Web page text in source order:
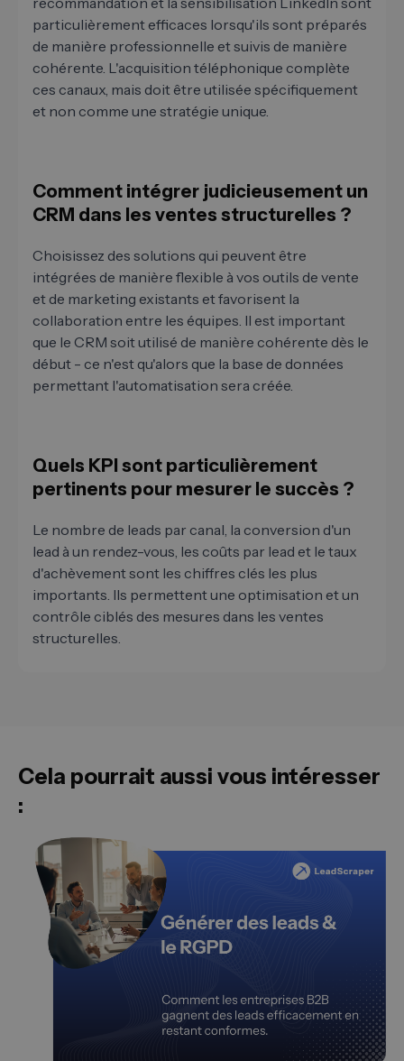
particulièrement efficaces lorsqu'ils sont préparés
de manière professionnelle et suivis de manière
cohérente. L'acquisition téléphonique complète
ces canaux, mais doit être utilisée spécifiquement
et non comme une stratégie unique.
Comment intégrer judicieusement un
CRM dans les ventes structurelles ?
Choisissez des solutions qui peuvent être
intégrées de manière flexible à vos outils de vente
et de marketing existants et favorisent la
collaboration entre les équipes. Il est important
que le CRM soit utilisé de manière cohérente dès le
début - ce n'est qu'alors que la base de données
permettant l'automatisation sera créée.
Quels KPI sont particulièrement
pertinents pour mesurer le succès ?
Le nombre de leads par canal, la conversion d'un
lead à un rendez-vous, les coûts par lead et le taux
d'achèvement sont les chiffres clés les plus
importants. Ils permettent une optimisation et un
contrôle ciblés des mesures dans les ventes
structurelles.
Cela pourrait aussi vous intéresser
: